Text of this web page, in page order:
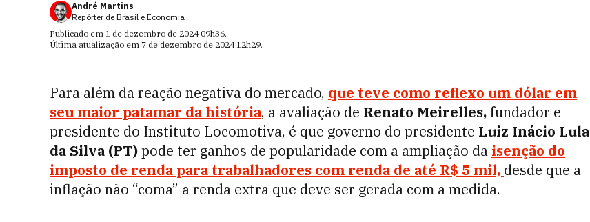
André Martins
Repórter de Brasil e Economia
Publicado em 1 de dezembro de 2024 09h36.
Última atualização em 7 de dezembro de 2024 12h29.
Para além da reação negativa do mercado, que teve como reflexo um dólar em
seu maior patamar da história, a avaliação de Renato Meirelles, fundador e
presidente do Instituto Locomotiva, é que governo do presidente Luiz Inácio Lula
da Silva (PT)pode ter ganhos de popularidade com a ampliação da isenção do
imposto de renda para trabalhadores com renda de até R$ 5 mil, desde que a
inflação não “coma” a renda extra que deve ser gerada com a medida.